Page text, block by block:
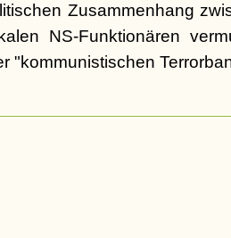
Zusammenhang
NS-Funktionären
"kommunistischen